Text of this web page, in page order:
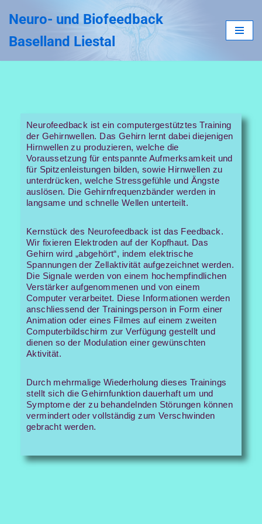
Inhalt
springen
Neuro- und Biofeedback
Baselland Liestal
Neurofeedback ist ein computergestütztes Training
der Gehirnwellen. Das Gehirn lernt dabei diejenigen
Hirnwellen zu produzieren, welche die
Voraussetzung für entspannte Aufmerksamkeit und
für Spitzenleistungen bilden, sowie Hirnwellen zu
unterdrücken, welche Stressgefühle und Ängste
auslösen. Die Gehirnfrequenzbänder werden in
langsame und schnelle Wellen unterteilt.
Kernstück des Neurofeedback ist das Feedback.
Wir fixieren Elektroden auf der Kopfhaut. Das
Gehirn wird „abgehört“, indem elektrische
Spannungen der Zellaktivität aufgezeichnet werden.
Die Signale werden von einem hochempfindlichen
Verstärker aufgenommenen und von einem
Computer verarbeitet. Diese Informationen werden
anschliessend der Trainingsperson in Form einer
Animation oder eines Filmes auf einem zweiten
Computerbildschirm zur Verfügung gestellt und
dienen so der Modulation einer gewünschten
Aktivität.
Durch mehrmalige Wiederholung dieses Trainings
stellt sich die Gehirnfunktion dauerhaft um und
Symptome der zu behandelnden Störungen können
vermindert oder vollständig zum Verschwinden
gebracht werden.